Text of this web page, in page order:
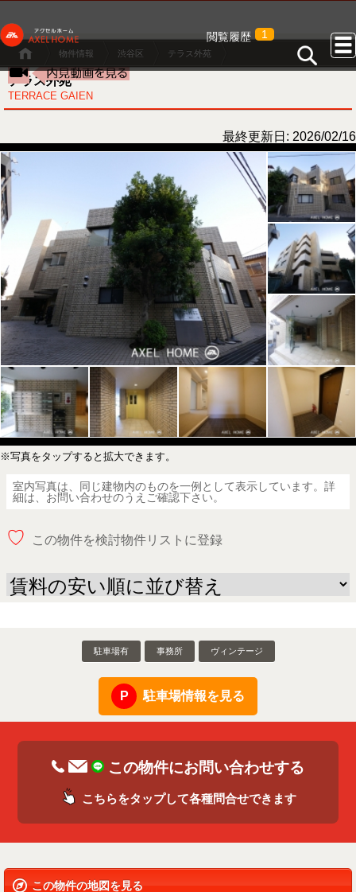
閲覧履歴 1
物件情報 渋谷区 テラス外苑
テラス外苑
TERRACE GAIEN
最終更新日: 2026/02/16
※写真をタップすると拡大できます。
室内写真は、同じ建物内のものを一例として表示しています。詳
細は、お問い合わせのうえご確認下さい。
♡ この物件を検討物件リストに登録
駐車場有 事務所 ヴィンテージ
駐車場情報を見る
この物件にお問い合わせする
こちらをタップして各種問合せできます
この物件の地図を見る